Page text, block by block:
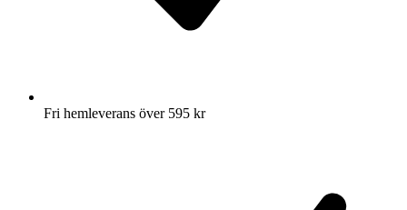
Fri hemleverans över 595 kr